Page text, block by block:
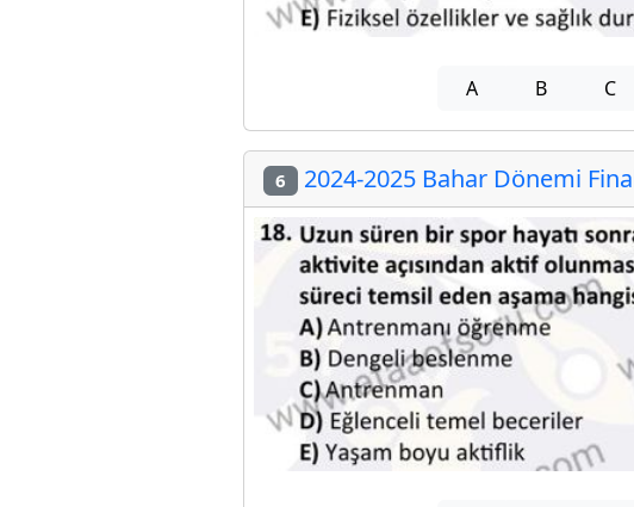
A B C
6 2024-2025 Bahar Dönemi Final